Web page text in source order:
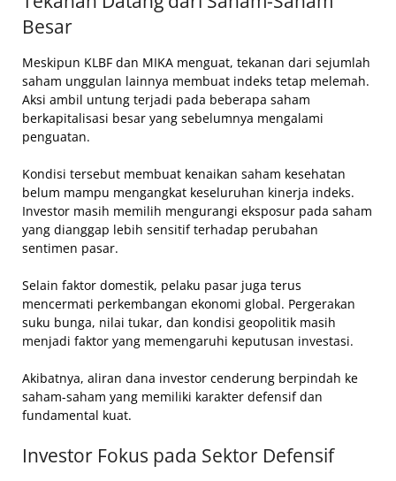
Besar
Meskipun KLBF dan MIKA menguat, tekanan dari sejumlah
saham unggulan lainnya membuat indeks tetap melemah.
Aksi ambil untung terjadi pada beberapa saham
berkapitalisasi besar yang sebelumnya mengalami
penguatan.
Kondisi tersebut membuat kenaikan saham kesehatan
belum mampu mengangkat keseluruhan kinerja indeks.
Investor masih memilih mengurangi eksposur pada saham
yang dianggap lebih sensitif terhadap perubahan
sentimen pasar.
Selain faktor domestik, pelaku pasar juga terus
mencermati perkembangan ekonomi global. Pergerakan
suku bunga, nilai tukar, dan kondisi geopolitik masih
menjadi faktor yang memengaruhi keputusan investasi.
Akibatnya, aliran dana investor cenderung berpindah ke
saham-saham yang memiliki karakter defensif dan
fundamental kuat.
Investor Fokus pada Sektor Defensif